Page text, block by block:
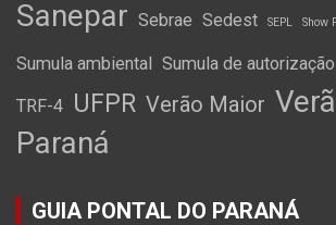
Sanepar Sebrae Sedest SEPL Show
Sumula ambiental Sumula de autorização
TRF-4 UFPR Verão Maior
Paraná
GUIA PONTAL DO PARANÁ